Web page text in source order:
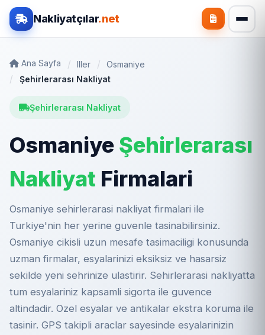
Nakliyatçılar.net
Ana Sayfa Iller
Osmaniye
Şehirlerarası Nakliyat
Şehirlerarası Nakliyat
Osmaniye Şehirlerarası
Nakliyat Firmalari
Osmaniye sehirlerarasi nakliyat firmalari ile
Turkiye'nin her yerine guvenle tasinabilirsiniz.
Osmaniye cikisli uzun mesafe tasimaciligi konusunda
uzman firmalar, esyalarinizi eksiksiz ve hasarsiz
sekilde yeni sehrinize ulastirir. Sehirlerarasi nakliyatta
tum esyalariniz kapsamli sigorta ile guvence
altindadir. Ozel esyalar ve antikalar ekstra koruma ile
tasinir. GPS takipli araclar sayesinde esyalarinizin